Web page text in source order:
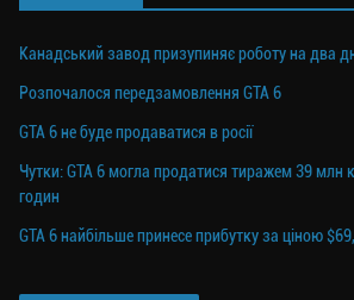
Канадський завод призупиняє роботу на два
Розпочалося передзамовлення GTA 6
GTA 6 не буде продаватися в росії
Чутки: GTA 6 могла продатися тиражем 39 млн
годин
GTA 6 найбільше принесе прибутку за ціною